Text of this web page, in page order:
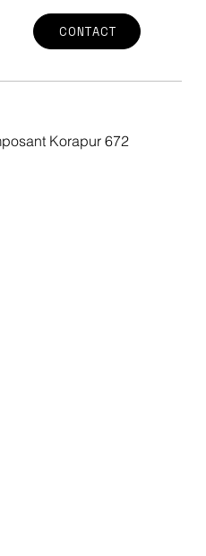
CONTACT
Korapur 672